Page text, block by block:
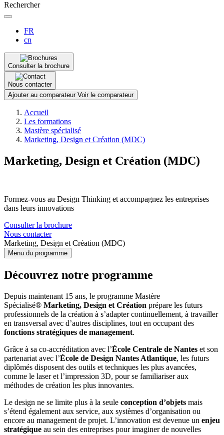
Rechercher
FR
cn
Consulter la brochure
Nous contacter
Ajouter au comparateur Voir le comparateur
d'Ariane
Accueil
Les formations
Mastère spécialisé
Marketing, Design et Création (MDC)
Marketing, Design et Création (MDC)
Formez-vous au Design Thinking et accompagnez les entreprises
dans leurs innovations
Consulter la brochure
Nous contacter
Marketing, Design et Création (MDC)
Menu du programme
Découvrez notre programme
Depuis maintenant 15 ans, le programme Mastère
Spécialisé® Marketing, Design et Création prépare les futurs
professionnels de la création à s’adapter continuellement, à travailler
en transversal avec d’autres disciplines, tout en occupant des
fonctions stratégiques de management.
Grâce à sa co-accréditation avec l’École Centrale de Nantes et son
partenariat avec l’École de Design Nantes Atlantique, les futurs
diplômés disposent des outils et techniques les plus avancées,
comme le laser et l’impression 3D, pour se familiariser aux
méthodes de création les plus innovantes.
Le design ne se limite plus à la seule conception d’objets mais
s’étend également aux service, aux systèmes d’organisation ou
encore au management de projet. L’innovation est devenue un enjeu
stratégique au sein des entreprises pour imaginer de nouvelles